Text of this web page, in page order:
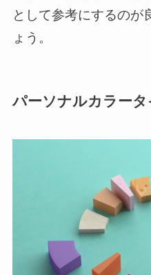
として参考にするのが
ょう。
パーソナルカラー